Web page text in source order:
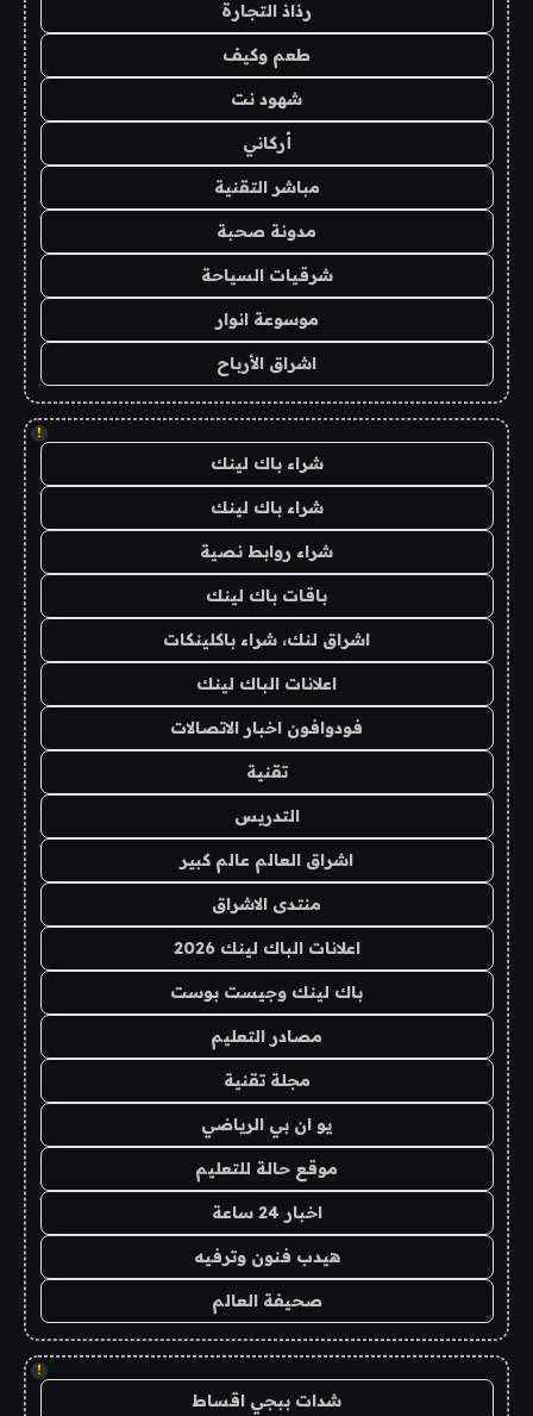
رذاذ التجارة
طعم وكيف
شهود نت
أركاني
مباشر التقنية
مدونة صحبة
شرقيات السياحة
موسوعة انوار
اشراق الأرباح
!
شراء باك لينك
شراء باك لينك
شراء روابط نصية
باقات باك لينك
اشراق لنك، شراء باكلينكات
اعلانات الباك لينك
فودوافون اخبار الاتصالات
تقنية
التدريس
اشراق العالم عالم كبير
منتدى الاشراق
اعلانات الباك لينك 2026
باك لينك وجيست بوست
مصادر التعليم
مجلة تقنية
يو ان بي الرياضي
موقع حالة للتعليم
اخبار 24 ساعة
هيدب فنون وترفيه
صحيفة العالم
!
شدات ببجي اقساط